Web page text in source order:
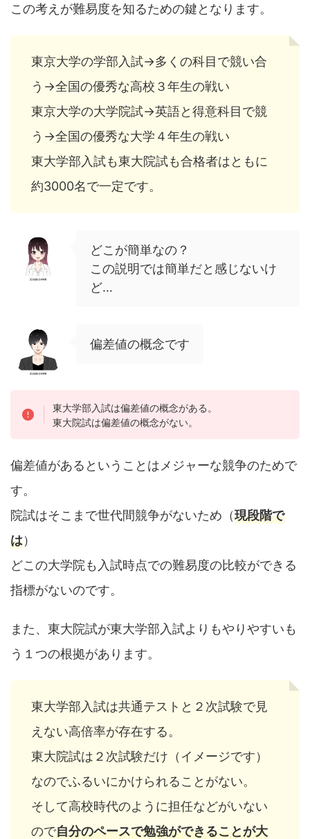
この考えが難易度を知るための鍵となります。
東京大学の学部入試→多くの科目で競い合
う→全国の優秀な高校３年生の戦い
東京大学の大学院試→英語と得意科目で競
う→全国の優秀な大学４年生の戦い
東大学部入試も東大院試も合格者はともに
約3000名で一定です。
どこが簡単なの？
この説明では簡単だと感じないけ
ど…
偏差値の概念です
東大学部入試は偏差値の概念がある。
東大院試は偏差値の概念がない。
偏差値があるということはメジャーな競争のためで
す。
院試はそこまで世代間競争がないため（現段階で
は）
どこの大学院も入試時点での難易度の比較ができる
指標がないのです。
また、東大院試が東大学部入試よりもやりやすいも
う１つの根拠があります。
東大学部入試は共通テストと２次試験で見
えない高倍率が存在する。
東大院試は２次試験だけ（イメージです）
なのでふるいにかけられることがない。
そして高校時代のように担任などがいない
ので自分のペースで勉強ができることが大